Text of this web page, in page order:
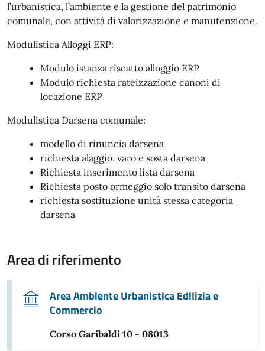
l’urbanistica, l’ambiente e la gestione del patrimonio
comunale, con attività di valorizzazione e manutenzione.
Modulistica Alloggi ERP:
Modulo istanza riscatto alloggio ERP
Modulo richiesta rateizzazione canoni di
locazione ERP
Modulistica Darsena comunale:
modello di rinuncia darsena
richiesta alaggio, varo e sosta darsena
Richiesta inserimento lista darsena
Richiesta posto ormeggio solo transito darsena
richiesta sostituzione unità stessa categoria
darsena
Area di riferimento
Area Ambiente Urbanistica Edilizia e
Commercio
Corso Garibaldi 10 - 08013